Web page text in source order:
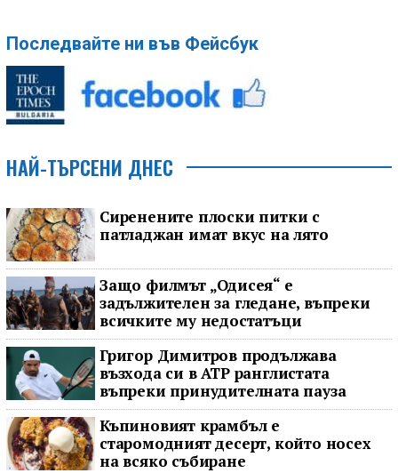
Последвайте ни във Фейсбук
НАЙ-ТЪРСЕНИ ДНЕС
Сиренените плоски питки с
патладжан имат вкус на лято
Защо филмът „Одисея“ е
задължителен за гледане, въпреки
всичките му недостатъци
Григор Димитров продължава
възхода си в ATP ранглистата
въпреки принудителната пауза
Къпиновият крамбъл е
старомодният десерт, който носех
на всяко събиране